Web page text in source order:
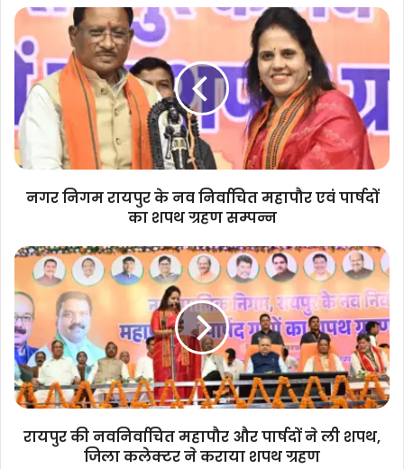
नगर
निगम
रायपुर
निर्वाचित
महापौर
एवं
पार्षदों
शपथ
सम्पन्न
नगर निगम रायपुर के नव निर्वाचित महापौर एवं पार्षदों
का शपथ ग्रहण सम्पन्न
रायपुर
नवनिर्वाचित
महापौर
और
पार्षदों
ने
ली
शपथ,
कलेक्टर
रायपुर की नवनिर्वाचित महापौर और पार्षदों ने ली शपथ,
जिला कलेक्टर ने कराया शपथ ग्रहण